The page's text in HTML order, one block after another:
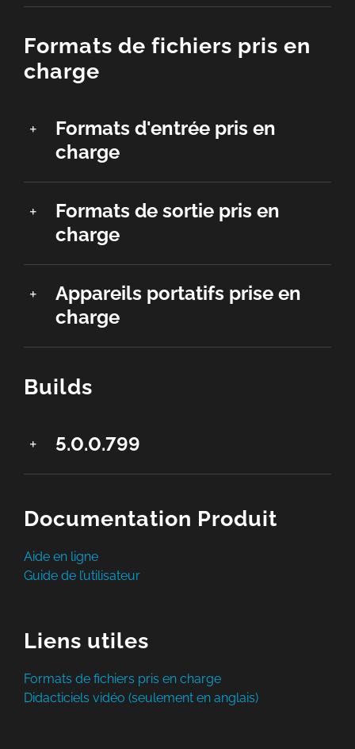
Formats de fichiers pris en
charge
Formats d'entrée pris en
charge
Formats de sortie pris en
charge
Appareils portatifs prise en
charge
Builds
5.0.0.799
Documentation Produit
Aide en ligne
Guide de l’utilisateur
Liens utiles
Formats de fichiers pris en charge
Didacticiels vidéo (seulement en anglais)